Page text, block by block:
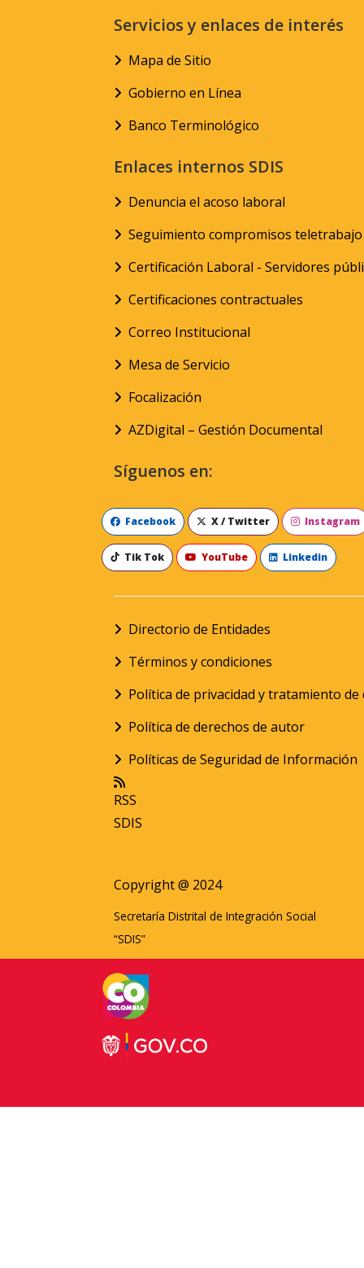
Servicios y enlaces de interés
Mapa de Sitio
Gobierno en Línea
Banco Terminológico
Enlaces internos SDIS
Denuncia el acoso laboral
Seguimiento compromisos teletrabajo
Certificación Laboral - Servidores
Certificaciones contractuales
Correo Institucional
Mesa de Servicio
Focalización
AZDigital – Gestión Documental
Síguenos en:
Facebook X / Twitter Instagram
Tik Tok YouTube Linkedin
Directorio de Entidades
Términos y condiciones
Política de privacidad y tratamiento
Política de derechos de autor
Políticas de Seguridad de Información
RSS
SDIS
Copyright @ 2024
Secretaría Distrital de Integración Social
“SDIS”